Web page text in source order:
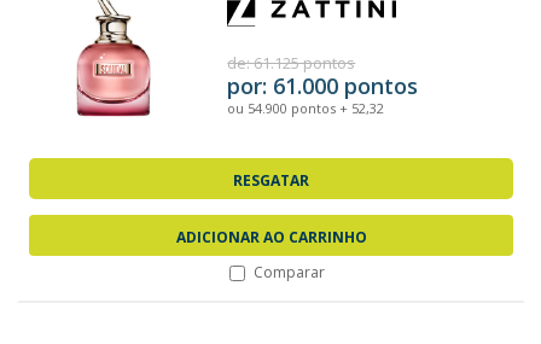
de: 61.125 pontos
por: 61.000 pontos
ou 54.900 pontos + 52,32
RESGATAR
ADICIONAR AO CARRINHO
Comparar